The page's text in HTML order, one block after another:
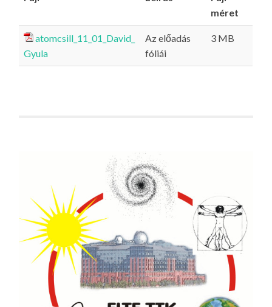
méret
atomcsill_11_01_David_
Gyula
Az előadás
fóliái
3 MB